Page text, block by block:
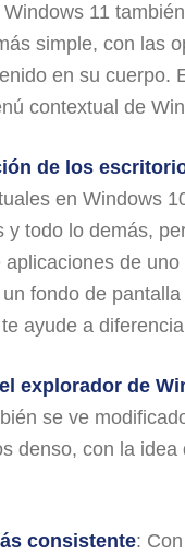
11
simple, con las
en su cuerpo.
contextual de
de los
en Windows
y todo lo demás,
aplicaciones de
fondo de
ayude a
explorador de
se ve
denso, con la
consistente: